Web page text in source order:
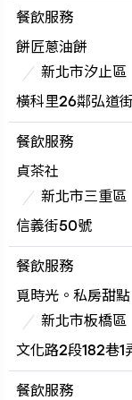
餐飲服務
餅匠蔥油餅
新北市汐止區
橫科里26鄰弘道
餐飲服務
貞茶社
新北市三重區
信義街50號
餐飲服務
覓時光。私房甜點
新北市板橋區
文化路2段182巷1
餐飲服務